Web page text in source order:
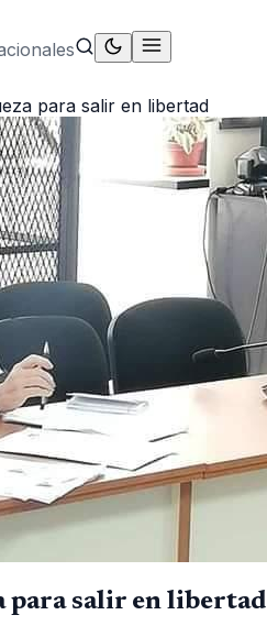
para salir en libertad
para salir en libertad